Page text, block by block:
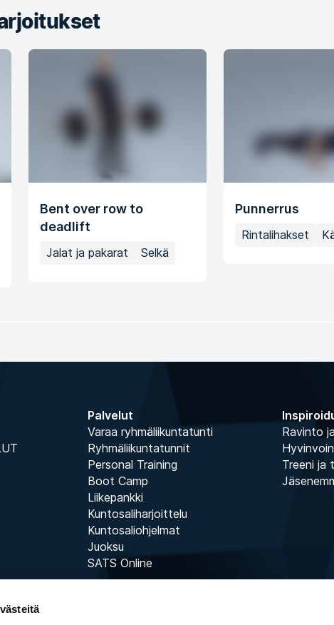
Bent over row to
deadlift
Jalat ja pakarat Selkä
Punnerrus
Rintalihakset
Palvelut
Varaa ryhmäliikuntatunti
Ryhmäliikuntatunnit
Personal Training
Boot Camp
Liikepankki
Kuntosaliharjoittelu
Kuntosaliohjelmat
Juoksu
SATS Online
Ravinto
Treeni ja